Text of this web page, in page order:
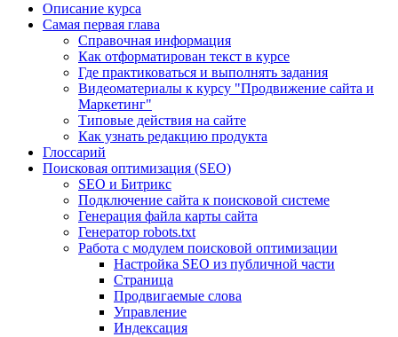
Описание курса
Самая первая глава
Справочная информация
Как отформатирован текст в курсе
Где практиковаться и выполнять задания
Видеоматериалы к курсу "Продвижение сайта и
Маркетинг"
Типовые действия на сайте
Как узнать редакцию продукта
Глоссарий
Поисковая оптимизация (SEO)
SEO и Битрикс
Подключение сайта к поисковой системе
Генерация файла карты сайта
Генератор robots.txt
Работа с модулем поисковой оптимизации
Настройка SEO из публичной части
Страница
Продвигаемые слова
Управление
Индексация